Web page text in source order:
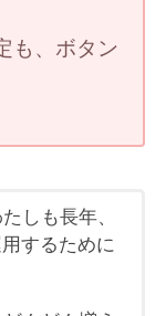
も、ボタン
しも長年、
するために